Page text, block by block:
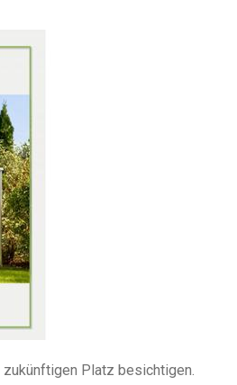
Platz besichtigen.